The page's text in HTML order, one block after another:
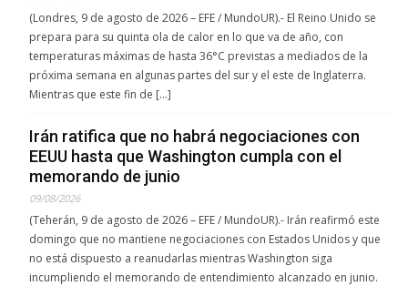
(Londres, 9 de agosto de 2026 – EFE / MundoUR).- El Reino Unido se
prepara para su quinta ola de calor en lo que va de año, con
temperaturas máximas de hasta 36°C previstas a mediados de la
próxima semana en algunas partes del sur y el este de Inglaterra.
Mientras que este fin de […]
Irán ratifica que no habrá negociaciones con
EEUU hasta que Washington cumpla con el
memorando de junio
09/08/2026
(Teherán, 9 de agosto de 2026 – EFE / MundoUR).- Irán reafirmó este
domingo que no mantiene negociaciones con Estados Unidos y que
no está dispuesto a reanudarlas mientras Washington siga
incumpliendo el memorando de entendimiento alcanzado en junio.